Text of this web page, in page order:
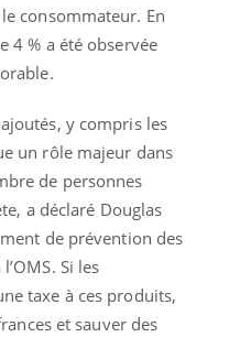
consommateur. En
4 % a été observée
y compris les
un rôle majeur dans
de personnes
a déclaré Douglas
de prévention des
Si les
taxe à ces produits,
et sauver des